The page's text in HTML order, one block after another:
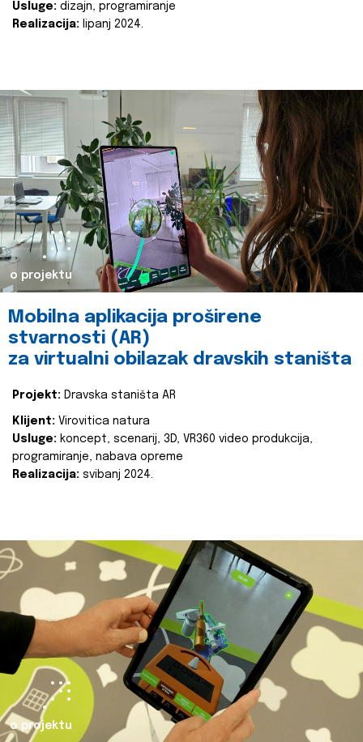
Usluge: dizajn, programiranje
Realizacija: lipanj 2024.
o projektu
Mobilna aplikacija proširene
stvarnosti (AR)
za virtualni obilazak dravskih staništa
Projekt: Dravska staništa AR
Klijent: Virovitica natura
Usluge: koncept, scenarij, 3D, VR360 video produkcija,
programiranje, nabava opreme
Realizacija: svibanj 2024.
o projektu